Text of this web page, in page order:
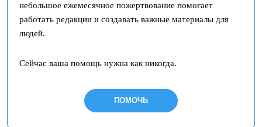
небольшое ежемесячное пожертвование помогает
работать редакции и создавать важные материалы для
людей.
Сейчас ваша помощь нужна как никогда.
ПОМОЧЬ